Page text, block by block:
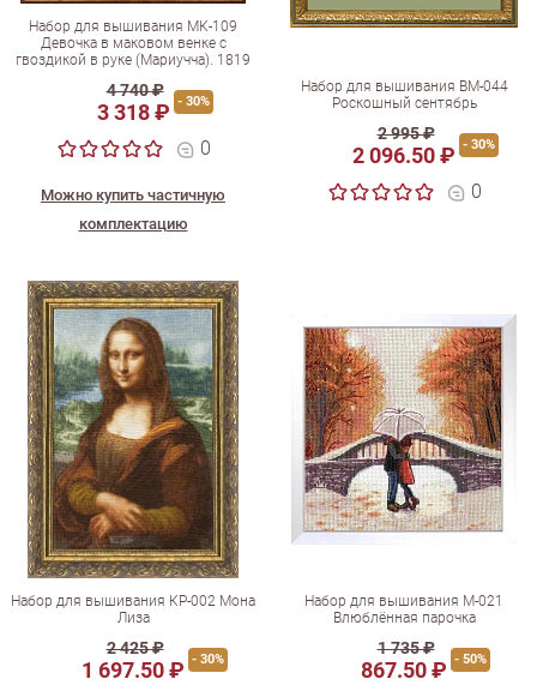
Набор для вышивания МК-109
Девочка в маковом венке с
гвоздикой в руке (Мариучча). 1819
4 740 ₽
3 318 ₽ - 30%
0
Можно купить частичную
комплектацию
Набор для вышивания ВМ-044
Роскошный сентябрь
2 995 ₽
2 096.50 ₽ - 30%
0
Набор для вышивания КР-002 Мона
Лиза
2 425 ₽
1 697.50 ₽ - 30%
Набор для вышивания М-021
Влюблённая парочка
1 735 ₽
867.50 ₽ - 50%